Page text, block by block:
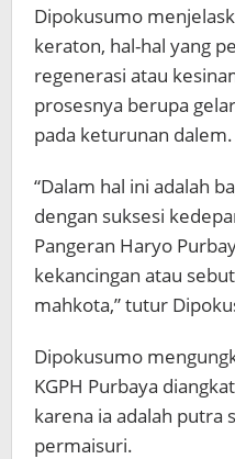
Dipokusumo
keraton, hal-hal yang
regenerasi atau
prosesnya berupa
pada keturunan dalem.
“Dalam hal ini adalah
dengan suksesi
Pangeran Haryo
kekancingan atau
mahkota,” tutur
Dipokusumo
KGPH Purbaya
karena ia adalah putra
permaisuri.